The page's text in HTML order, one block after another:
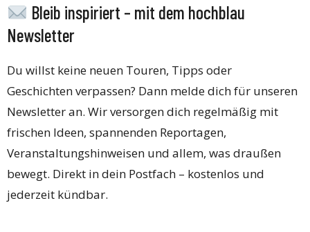
Bleib inspiriert – mit dem hochblau
Newsletter
Du willst keine neuen Touren, Tipps oder
Geschichten verpassen? Dann melde dich für unseren
Newsletter an. Wir versorgen dich regelmäßig mit
frischen Ideen, spannenden Reportagen,
Veranstaltungshinweisen und allem, was draußen
bewegt. Direkt in dein Postfach – kostenlos und
jederzeit kündbar.